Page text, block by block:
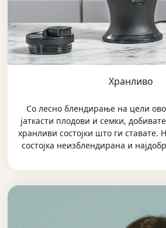
Хранливо
Со лесно блендирање на цели
јаткасти плодови и семки,
хранливи состојки што ги ставате.
состојка неизблендирана и